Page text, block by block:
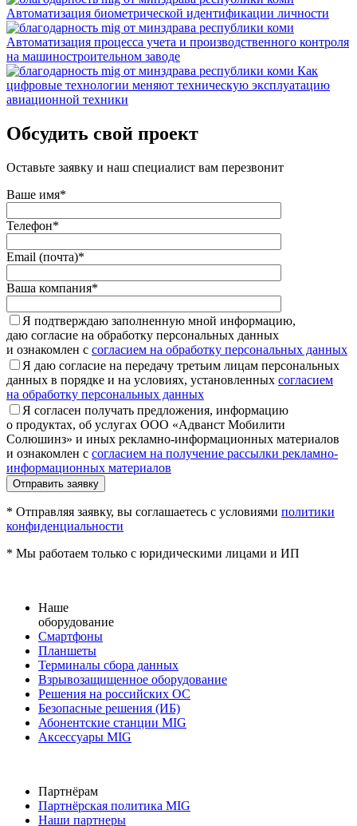
Автоматизация биометрической идентификации личности
Автоматизация процесса учета и производственного контроля
на машиностроительном заводе
Как
цифровые технологии меняют техническую эксплуатацию
авиационной техники
Обсудить свой проект
Оставьте заявку и наш специалист вам перезвонит
Ваше имя*
Телефон*
Email (почта)*
Ваша компания*
Я подтверждаю заполненную мной информацию,
даю согласие на обработку персональных данных
и ознакомлен с согласием на обработку персональных данных
Я даю согласие на передачу третьим лицам персональных
данных в порядке и на условиях, установленных согласием
на обработку персональных данных
Я согласен получать предложения, информацию
о продуктах, об услугах ООО «Адванст Мобилити
Солюшинз» и иных рекламно-информационных материалов
и ознакомлен с согласием на получение рассылки рекламно-
информационных материалов
Отправить заявку
* Отправляя заявку, вы соглашаетесь с условиями политики
конфиденциальности
* Мы работаем только с юридическими лицами и ИП
Наше
оборудование
Смартфоны
Планшеты
Терминалы сбора данных
Взрывозащищенное оборудование
Решения на российских ОС
Безопасные решения (ИБ)
Абонентские станции MIG
Аксессуары MIG
Партнёрам
Партнёрская политика MIG
Наши партнеры